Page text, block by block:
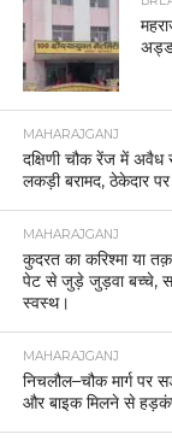
MAHARAJGANJ
दक्षिणी चौक रेंज में अवैध
लकड़ी बरामद, ठेकेदार
MAHARAJGANJ
कुदरत का करिश्मा या
पेट से जुड़े जुड़वा बच्चे,
स्वस्थ।
MAHARAJGANJ
निचलौल–चौक मार्ग पर
और बाइक मिलने से